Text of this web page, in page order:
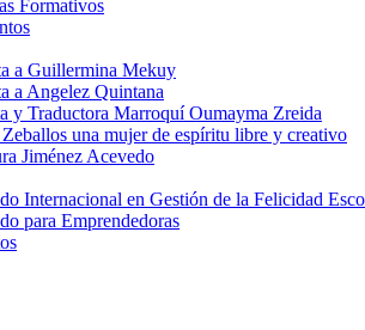
Formativos
a Guillermina Mekuy
a Angelez Quintana
y Traductora Marroquí Oumayma Zreida
una mujer de espíritu libre y creativo
Jiménez Acevedo
Internacional en Gestión de la Felicidad
para Emprendedoras